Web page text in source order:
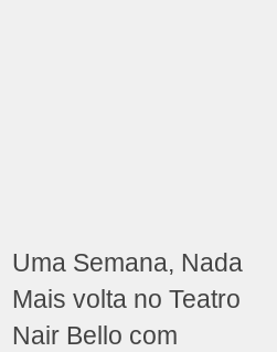
Uma Semana, Nada
Mais volta no Teatro
Nair Bello com